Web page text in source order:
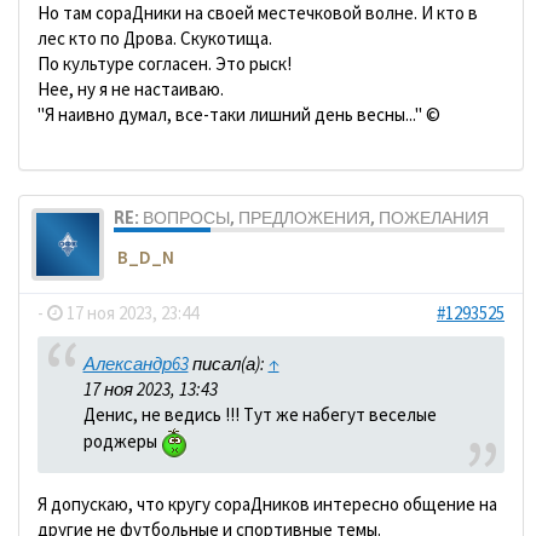
Но там сораДники на своей местечковой волне. И кто в
лес кто по Дрова. Скукотища.
По культуре согласен. Это рыск!
Нее, ну я не настаиваю.
"Я наивно думал, все-таки лишний день весны..." ©
RE: ВОПРОСЫ, ПРЕДЛОЖЕНИЯ, ПОЖЕЛАНИЯ
B_D_N
- 17 ноя 2023, 23:44 #1293525
Александр63писал(а): ↑
17 ноя 2023, 13:43
Денис, не ведись !!! Тут же набегут веселые
роджеры
Я допускаю, что кругу сораДников интересно общение на
другие не футбольные и спортивные темы.